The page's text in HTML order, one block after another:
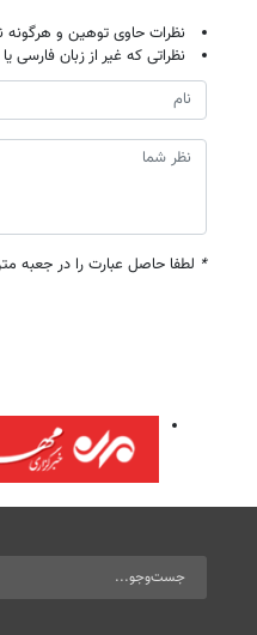
نظرات حاوی توهین و
نظراتی که غیر از زبان فارسی
* لطفا حاصل عبارت را در جعبه